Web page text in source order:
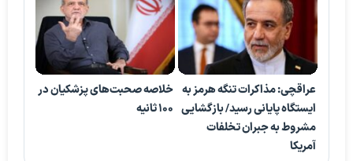
عراقچی: مذاکرات تنگه هرمز به
ایستگاه پایانی رسید/ بازگشایی
مشروط به جبران تخلفات
آمریکا
خلاصه صحبت‌های پزشکیان در
۱۰۰ ثانیه